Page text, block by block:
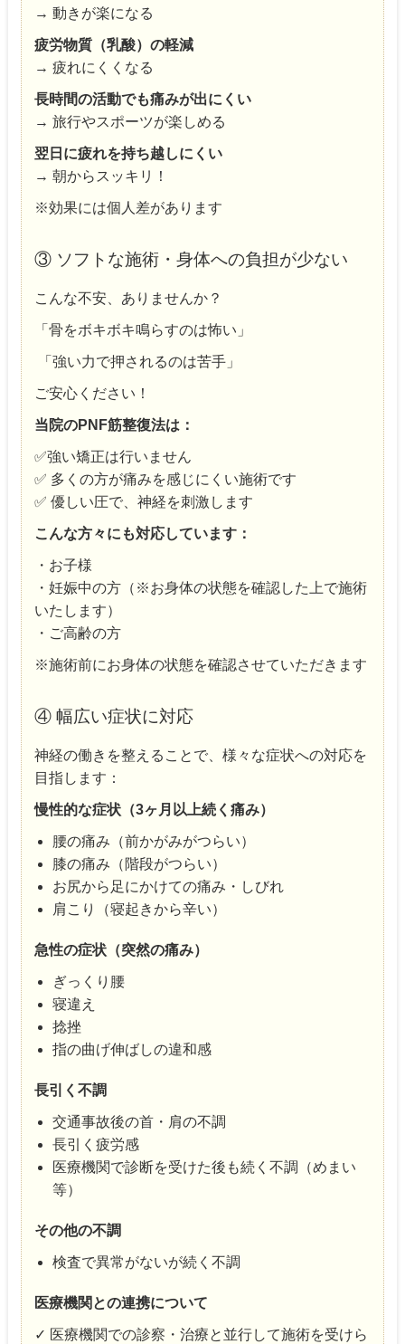
→ 動きが楽になる
疲労物質（乳酸）の軽減
→ 疲れにくくなる
長時間の活動でも痛みが出にくい
→ 旅行やスポーツが楽しめる
翌日に疲れを持ち越しにくい
→ 朝からスッキリ！
※効果には個人差があります
③ ソフトな施術・身体への負担が少ない
こんな不安、ありませんか？
「骨をボキボキ鳴らすのは怖い」
「強い力で押されるのは苦手」
ご安心ください！
当院のPNF筋整復法は：
✅強い矯正は行いません
✅ 多くの方が痛みを感じにくい施術です
✅ 優しい圧で、神経を刺激します
こんな方々にも対応しています：
・お子様
・妊娠中の方（※お身体の状態を確認した上で施術
いたします）
・ご高齢の方
※施術前にお身体の状態を確認させていただきます
④ 幅広い症状に対応
神経の働きを整えることで、様々な症状への対応を
目指します：
慢性的な症状（3ヶ月以上続く痛み）
腰の痛み（前かがみがつらい）
膝の痛み（階段がつらい）
お尻から足にかけての痛み・しびれ
肩こり（寝起きから辛い）
急性の症状（突然の痛み）
ぎっくり腰
寝違え
捻挫
指の曲げ伸ばしの違和感
長引く不調
交通事故後の首・肩の不調
長引く疲労感
医療機関で診断を受けた後も続く不調（めまい
等）
その他の不調
検査で異常がないが続く不調
医療機関との連携について
✓ 医療機関での診察・治療と並行して施術を受けら